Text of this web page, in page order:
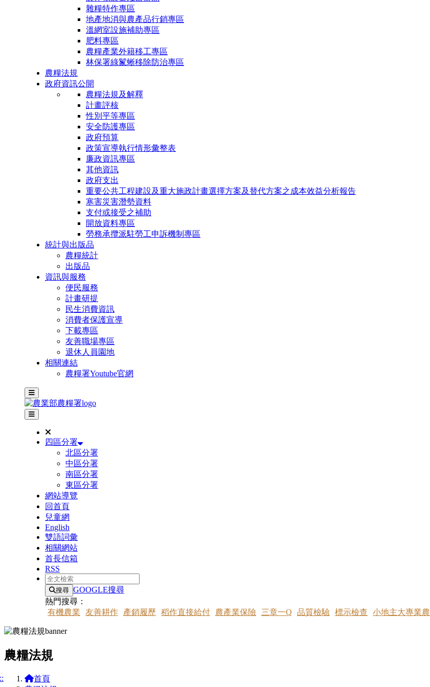
雜糧特作專區
地產地消與農產品行銷專區
溫網室設施補助專區
肥料專區
農糧產業外籍移工專區
林保署綠鬣蜥移除防治專區
農糧法規
政府資訊公開
農糧法規及解釋
計畫評核
性別平等專區
安全防護專區
政府預算
政策宣導執行情形彙整表
廉政資訊專區
其他資訊
政府支出
重要公共工程建設及重大施政計畫選擇方案及替代方案之成本效益分析報告
寒害災害潛勢資料
支付或接受之補助
開放資料專區
勞務承攬派駐勞工申訴機制專區
統計與出版品
農糧統計
出版品
資訊與服務
便民服務
計畫研提
民生消費資訊
消費者保護宣導
下載專區
友善職場專區
退休人員園地
相關連結
農糧署Youtube官網
主選單
其他網站選單
四區分署
北區分署
中區分署
南區分署
東區分署
網站導覽
回首頁
兒童網
English
雙語詞彙
相關網站
首長信箱
RSS
全文檢索
搜尋 GOOGLE搜尋
熱門搜尋：
有機農業
友善耕作 產銷履歷 稻作直接給付 農產業保險 三章一Q 品質檢驗 標示檢查 小地主大專業農
農糧法規
首頁